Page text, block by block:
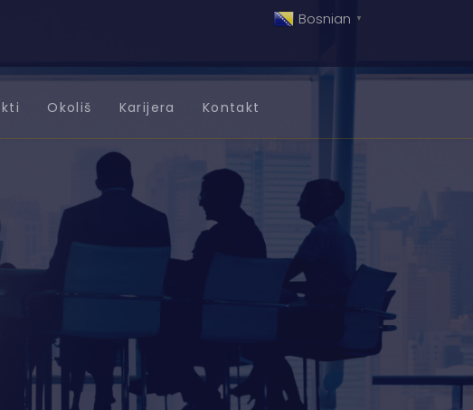
Bosnian ▼
Okoliš Karijera Kontakt